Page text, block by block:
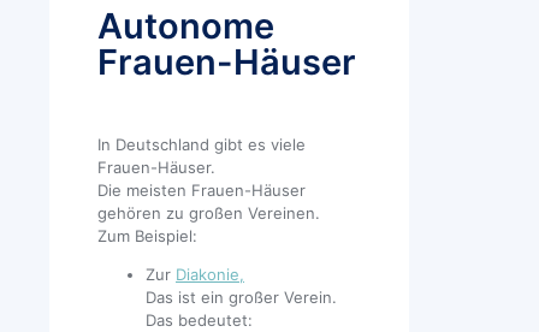
Autonome
Frauen-Häuser
In Deutschland gibt es viele
Frauen-Häuser.
Die meisten Frauen-Häuser
gehören zu großen Vereinen.
Zum Beispiel:
Zur Diakonie,
Das ist ein großer Verein.
Das bedeutet: